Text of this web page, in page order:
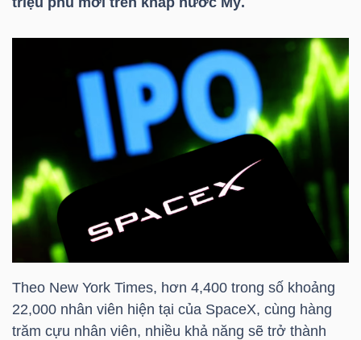
Theo New York Times, hơn 4,400 trong số khoảng
22,000 nhân viên hiện tại của SpaceX, cùng hàng
trăm cựu nhân viên, nhiều khả năng sẽ trở thành
BẤT
TÀI
CHÍNH
HÀNG